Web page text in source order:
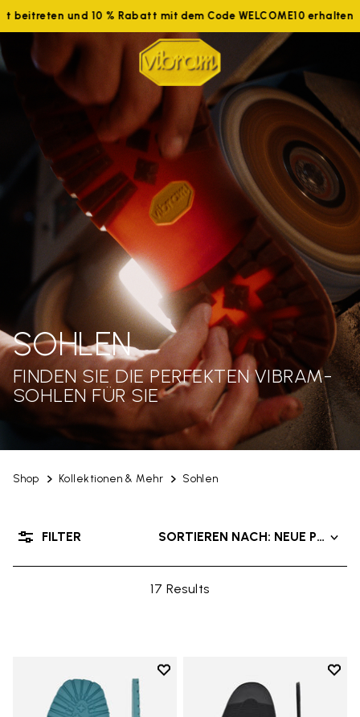
beitreten und 10 % Rabatt mit dem Code WELCOME10 erhalten
Shop Kollektionen & Mehr Sohlen
SOHLEN
FINDEN SIE DIE PERFEKTEN VIBRAM-
SOHLEN FÜR SIE
17 Results
SORTIEREN NACH: NEUE
FILTER
Add to wishlist
Add to wishlist Roccia Newflex
Add